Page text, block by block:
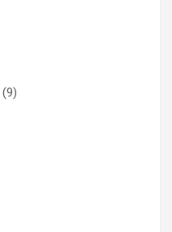
(9)